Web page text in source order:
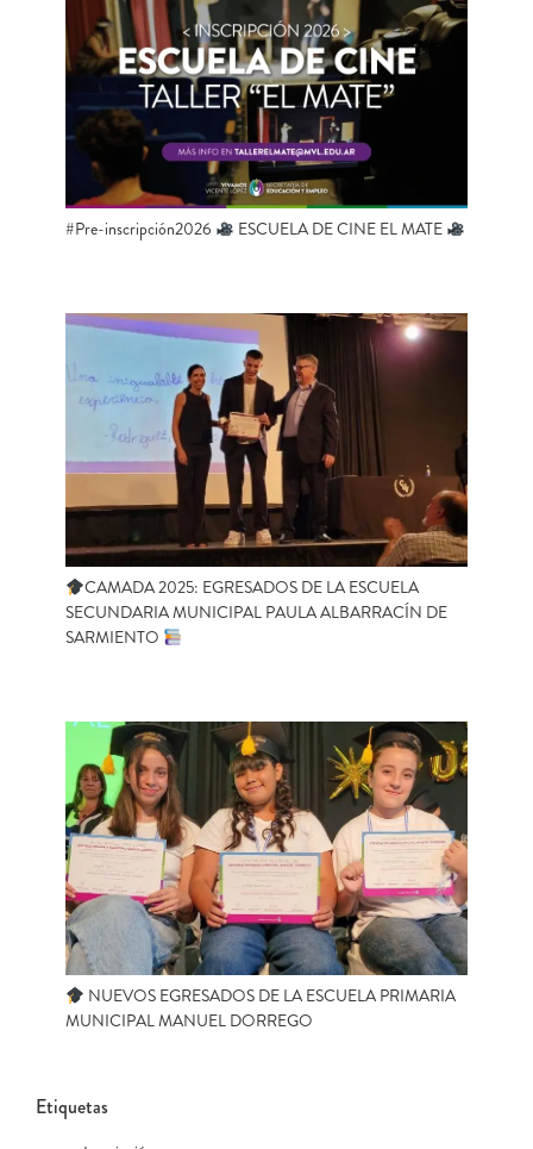
#Pre-inscripción2026 ESCUELA DE CINE EL MATE
CAMADA 2025: EGRESADOS DE LA ESCUELA
SECUNDARIA MUNICIPAL PAULA ALBARRACÍN DE
SARMIENTO
NUEVOS EGRESADOS DE LA ESCUELA PRIMARIA
MUNICIPAL MANUEL DORREGO
Etiquetas